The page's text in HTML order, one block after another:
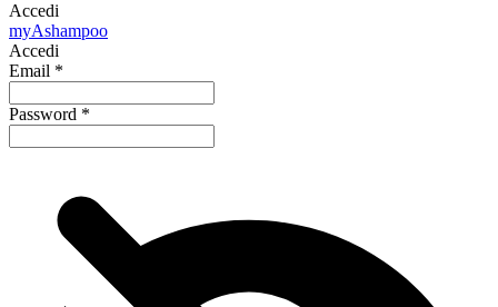
Accedi
myAshampoo
Accedi
Email *
Password *